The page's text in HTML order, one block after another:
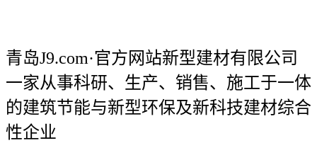
青岛J9.com·官方网站新型建材有限公司
一家从事科研、生产、销售、施工于一体
的建筑节能与新型环保及新科技建材综合
性企业